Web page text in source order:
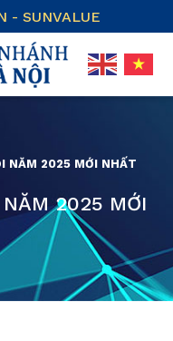
- SUNVALUE
NĂM 2025 MỚI NHẤT
2025 MỚI